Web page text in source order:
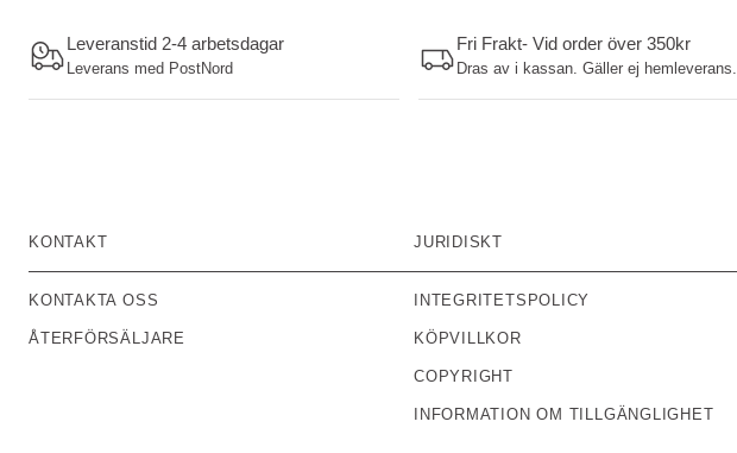
Leveranstid 2-4 arbetsdagar
Leverans med PostNord
Fri Frakt- Vid order över 350kr
Dras av i kassan. Gäller ej hemleverans.
KONTAKT
KONTAKTA OSS
ÅTERFÖRSÄLJARE
JURIDISKT
INTEGRITETSPOLICY
KÖPVILLKOR
COPYRIGHT
INFORMATION OM TILLGÄNGLIGHET